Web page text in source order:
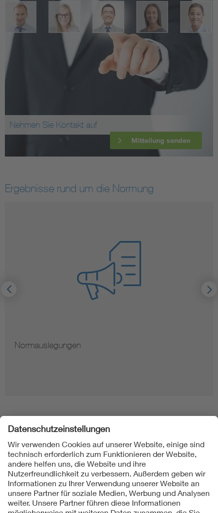
Nehmen Sie Kontakt auf
Mitteilung senden
Ergebnisse rund um die Normung
Normauslegungen
Folgen Sie uns